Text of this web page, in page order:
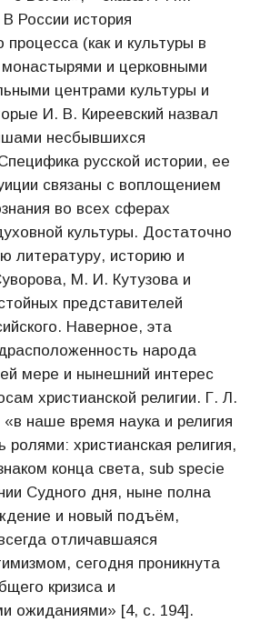
России история
процесса (как и культуры в
и церковными
центрами культуры и
И. В. Киреевский назвал
несбывшихся
русской истории, ее
связаны с воплощением
во всех сферах
культуры. Достаточно
литературу, историю и
М. И. Кутузова и
представителей
Наверное, эта
народа
мере и нынешний интерес
христианской религии. Г. Л.
наше время наука и религия
ролями: христианская религия,
конца света, sub specie
Судного дня, ныне полна
и новый подъём,
отличавшаяся
сегодня проникнута
кризиса и
ожиданиями» [4, с. 194].